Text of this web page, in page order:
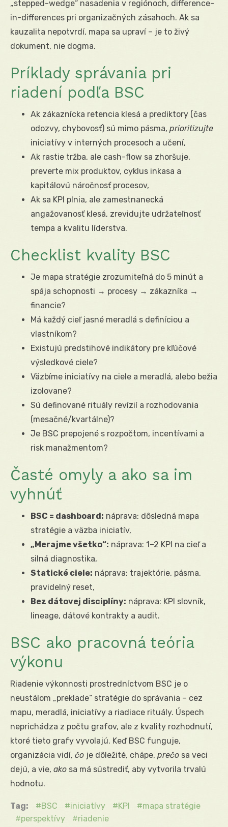
„stepped-wedge“ nasadenia v regiónoch, difference-
in-differences pri organizačných zásahoch. Ak sa
kauzalita nepotvrdí, mapa sa upraví – je to živý
dokument, nie dogma.
Príklady správania pri
riadení podľa BSC
Ak zákaznícka retencia klesá a prediktory (čas
odozvy, chybovosť) sú mimo pásma, prioritizujte
iniciatívy v interných procesoch a učení,
Ak rastie tržba, ale cash-flow sa zhoršuje,
preverte mix produktov, cyklus inkasa a
kapitálovú náročnosť procesov,
Ak sa KPI plnia, ale zamestnanecká
angažovanosť klesá, zrevidujte udržateľnosť
tempa a kvalitu líderstva.
Checklist kvality BSC
Je mapa stratégie zrozumiteľná do 5 minút a
spája schopnosti → procesy → zákazníka →
financie?
Má každý cieľ jasné meradlá s definíciou a
vlastníkom?
Existujú predstihové indikátory pre kľúčové
výsledkové ciele?
Väzbíme iniciatívy na ciele a meradlá, alebo bežia
izolovane?
Sú definované rituály revízií a rozhodovania
(mesačné/kvartálne)?
Je BSC prepojené s rozpočtom, incentívami a
risk manažmentom?
Časté omyly a ako sa im
vyhnúť
BSC = dashboard: náprava: dôsledná mapa
stratégie a väzba iniciatív,
„Merajme všetko“: náprava: 1–2 KPI na cieľ a
silná diagnostika,
Statické ciele: náprava: trajektórie, pásma,
pravidelný reset,
Bez dátovej disciplíny: náprava: KPI slovník,
lineage, dátové kontrakty a audit.
BSC ako pracovná teória
výkonu
Riadenie výkonnosti prostredníctvom BSC je o
neustálom „preklade“ stratégie do správania – cez
mapu, meradlá, iniciatívy a riadiace rituály. Úspech
neprichádza z počtu grafov, ale z kvality rozhodnutí,
ktoré tieto grafy vyvolajú. Keď BSC funguje,
organizácia vidí, čo je dôležité, chápe, prečo sa veci
dejú, a vie, ako sa má sústrediť, aby vytvorila trvalú
hodnotu.
Tag: BSC iniciatívy KPI
mapa stratégie
perspektívy
riadenie